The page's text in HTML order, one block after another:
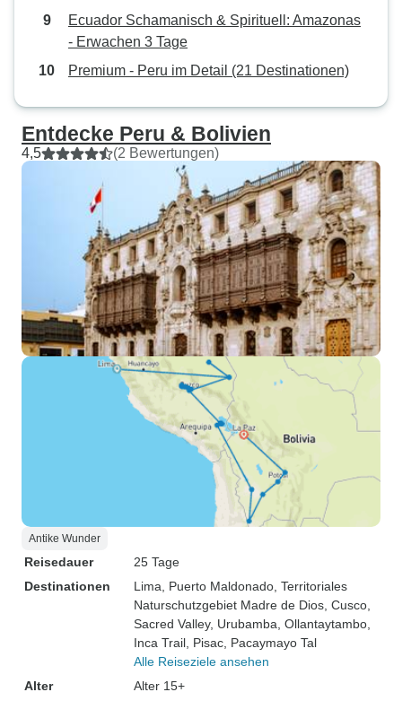
Ecuador Schamanisch & Spirituell: Amazonas
- Erwachen 3 Tage
Premium - Peru im Detail (21 Destinationen)
Entdecke Peru & Bolivien
4,5 (2 Bewertungen)
Antike Wunder
Reisedauer
25 Tage
Destinationen
Lima , Puerto Maldonado , Territoriales
Naturschutzgebiet Madre de Dios , Cusco
Sacred Valley, Urubamba , Ollantaytambo
Inca Trail , Pisac , Pacaymayo Tal
Alle Reiseziele ansehen
Alter
Alter 15+